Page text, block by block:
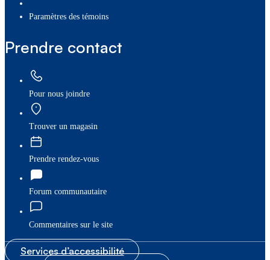
paramètres des témoins
Prendre contact
Pour nous joindre
Trouver un magasin
Prendre rendez-vous
Forum communautaire
Commentaires sur le site
Services d’accessibilité